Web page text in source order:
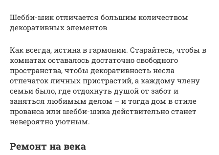
Шебби-шик отличается большим количеством
декоративных элементов
Как всегда, истина в гармонии. Старайтесь, чтобы в
комнатах оставалось достаточно свободного
пространства, чтобы декоративность несла
отпечаток личных пристрастий, а каждому члену
семьи было, где отдохнуть душой от забот и
заняться любимым делом – и тогда дом в стиле
прованса или шебби-шика действительно станет
невероятно уютным.
Ремонт на века